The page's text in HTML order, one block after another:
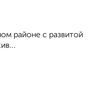
районе с развитой